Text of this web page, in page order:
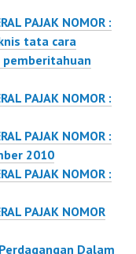
PAJAK NOMOR :
tata cara
PAJAK NOMOR :
PAJAK NOMOR :
2010
PAJAK NOMOR :
PAJAK NOMOR
Dalam